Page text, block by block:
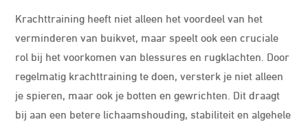
Krachttraining heeft niet alleen het voordeel van het
verminderen van buikvet, maar speelt ook een cruciale
rol bij het voorkomen van blessures en rugklachten. Door
regelmatig krachttraining te doen, versterk je niet alleen
je spieren, maar ook je botten en gewrichten. Dit draagt
bij aan een betere lichaamshouding, stabiliteit en algehele